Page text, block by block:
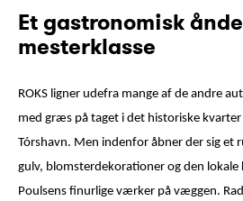
Et gastronomisk
mesterklasse
ROKS ligner udefra mange af de andre
med græs på taget i det historiske
Tórshavn. Men indenfor åbner der sig et
gulv, blomsterdekorationer og den
Poulsens finurlige værker på væggen.